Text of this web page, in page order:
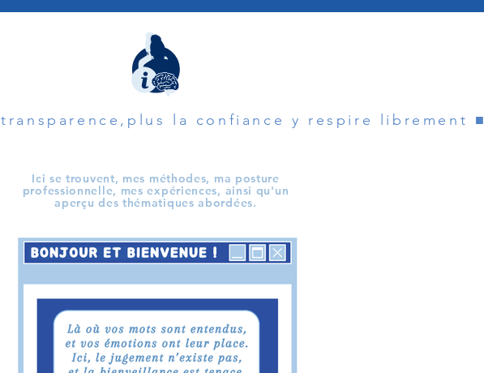
la confiance y respire librement ■
Ici se trouvent, mes méthodes, ma posture
professionnelle, mes expériences, ainsi qu'un
aperçu des thématiques abordées.